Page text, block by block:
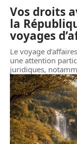
Vos droits
la
voyages
Le voyage
une attention
juridiques,